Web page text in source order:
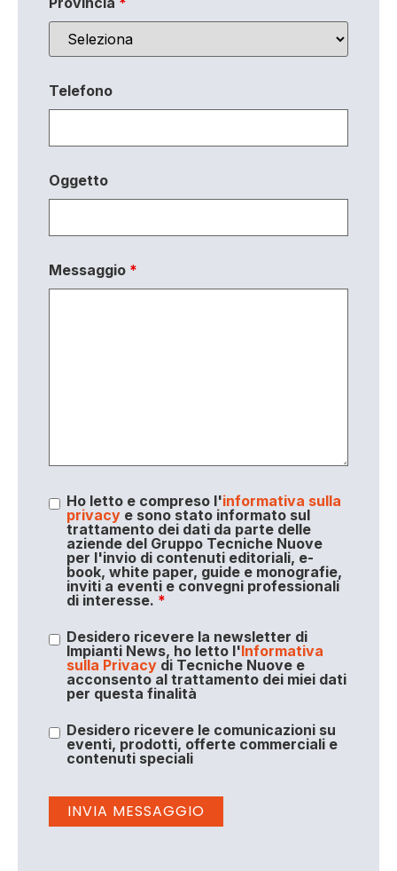
Telefono
Oggetto
Messaggio *
Ho letto e compreso l'informativa sulla
privacye sono stato informato sul
trattamento dei dati da parte delle
aziende del Gruppo Tecniche Nuove
per l'invio di contenuti editoriali, e-
book, white paper, guide e monografie,
inviti a eventi e convegni professionali
di interesse. *
Desidero ricevere la newsletter di
Impianti News, ho letto l'Informativa
sulla Privacydi Tecniche Nuove e
acconsento al trattamento dei miei dati
per questa finalità
Desidero ricevere le comunicazioni su
eventi, prodotti, offerte commerciali e
contenuti speciali